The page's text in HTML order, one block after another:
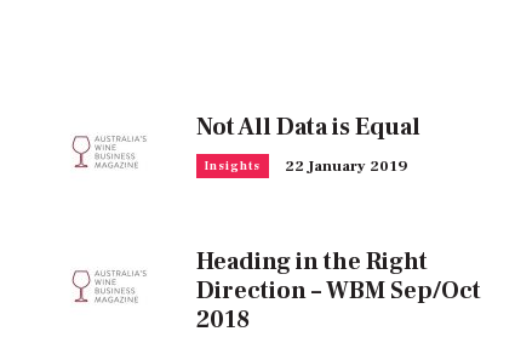
Not All Data is Equal
Insights 22 January 2019
Heading in the Right
Direction – WBM Sep/Oct
2018